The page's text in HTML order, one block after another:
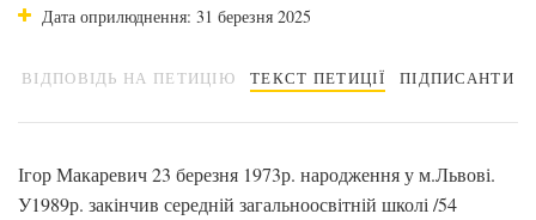
Дата оприлюднення: 31 березня 2025
ВІДПОВІДЬ НА ПЕТИЦІЮ ТЕКСТ ПЕТИЦІЇ ПІДПИСАНТИ
Ігор Макаревич 23 березня 1973р. народження у м.Львові.
У1989р. закінчив середній загальноосвітній школі /54